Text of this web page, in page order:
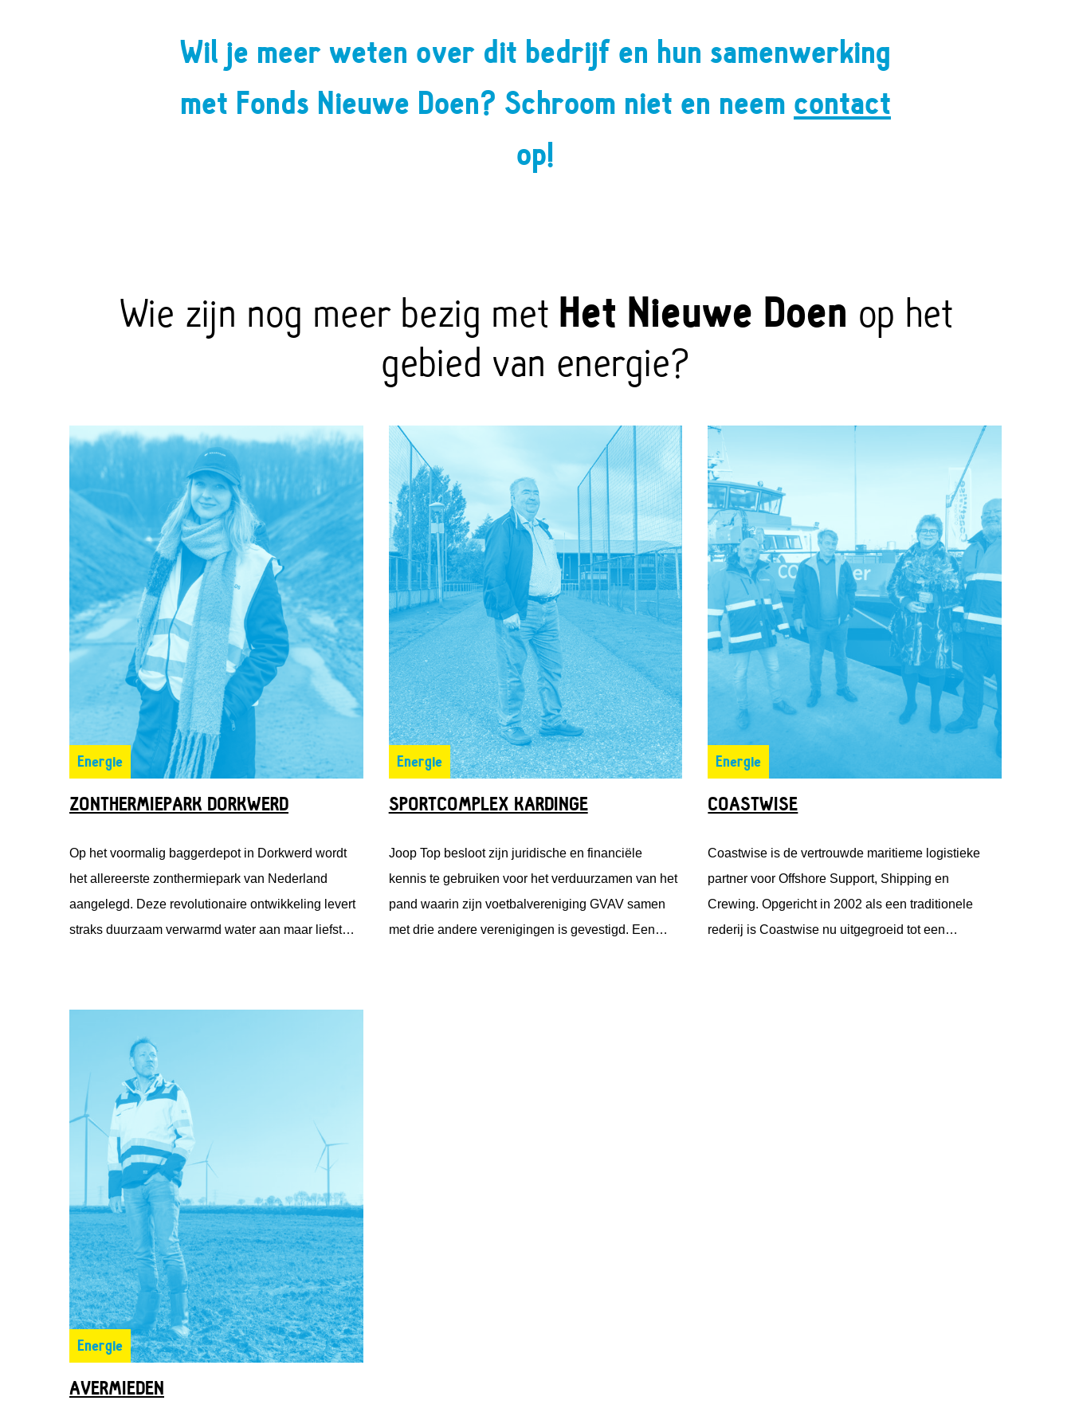
Wil je meer weten over dit bedrijf en hun samenwerking
met Fonds Nieuwe Doen? Schroom niet en neem contact
op!
Wie zijn nog meer bezig met Het Nieuwe Doen op het
gebied van energie?
Energie
ZONTHERMIEPARK DORKWERD
Op het voormalig baggerdepot in Dorkwerd wordt
het allereerste zonthermiepark van Nederland
aangelegd. Deze revolutionaire ontwikkeling levert
straks duurzaam verwarmd water aan maar liefst
aan bij Fonds Nieuwe Doen.
Energie
SPORTCOMPLEX KARDINGE
Joop Top besloot zijn juridische en financiële
kennis te gebruiken voor het verduurzamen van het
pand waarin zijn voetbalvereniging GVAV samen
met drie andere verenigingen is gevestigd. Een
Energie
COASTWISE
Coastwise is de vertrouwde maritieme logistieke
partner voor Offshore Support, Shipping en
Crewing. Opgericht in 2002 als een traditionele
rederij is Coastwise nu uitgegroeid tot een
Energie
AVERMIEDEN